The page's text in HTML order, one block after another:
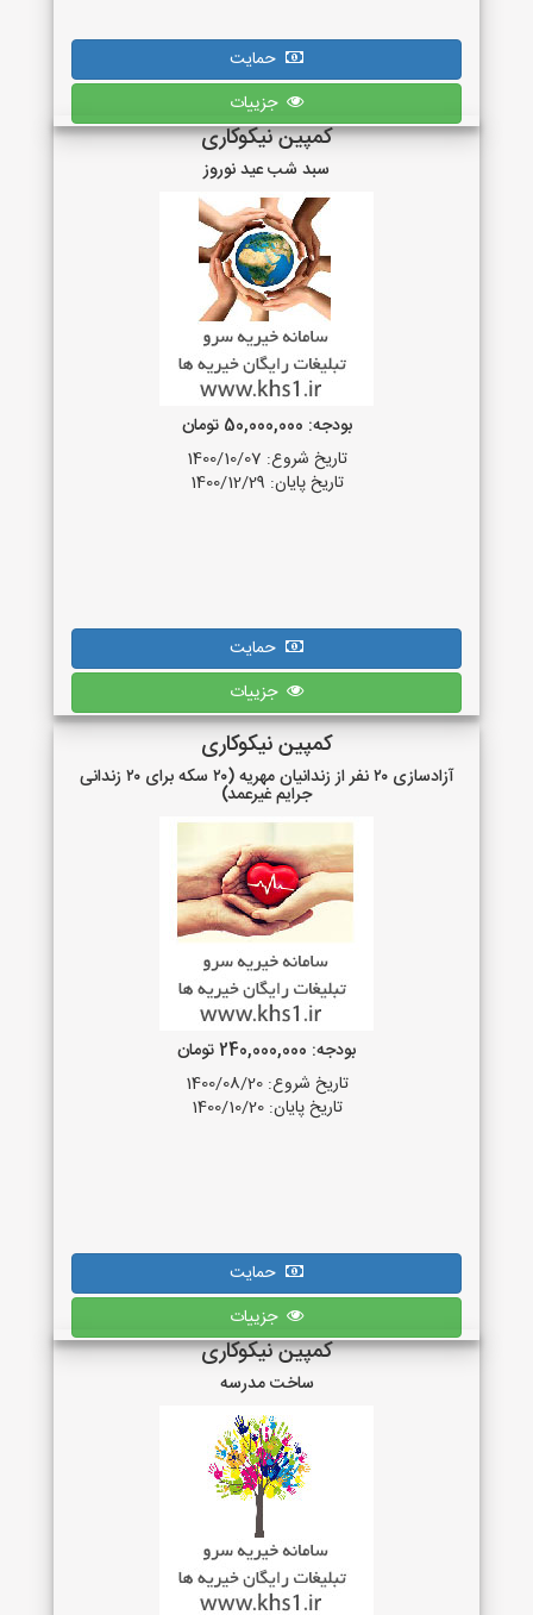
حمایت
جزییات
کمپین نیکوکاری
سبد شب عید نوروز
بودجه: 50,000,000 تومان
تاریخ شروع: 1400/10/07
تاریخ پایان: 1400/12/29
حمایت
جزییات
کمپین نیکوکاری
آزادسازی ۲۰ نفر از زندانیان مهریه (۲۰ سکه برای ۲۰ زندانی
جرایم غیرعمد)
بودجه: 240,000,000 تومان
تاریخ شروع: 1400/08/20
تاریخ پایان: 1400/10/20
حمایت
جزییات
کمپین نیکوکاری
ساخت مدرسه